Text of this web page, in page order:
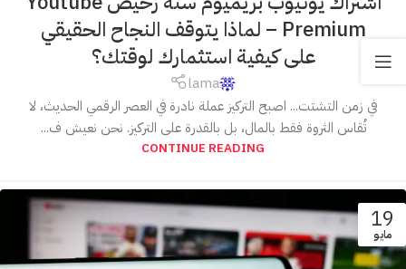
Premium – لماذا يتوقف النجاح الحقيقي
على كيفية استثمارك لوقتك؟
lama
في زمن التشتت... اصبح التركيز عملة نادرة في العصر الرقمي الحديث، لا
تُقاس الثروة فقط بالمال، بل بالقدرة على التركيز. نحن نعيش ف...
CONTINUE READING
19
مايو